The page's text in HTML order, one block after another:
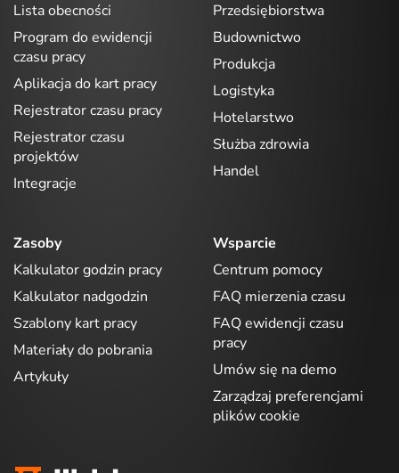
Lista obecności
Program do ewidencji
czasu pracy
Aplikacja do kart pracy
Rejestrator czasu pracy
Rejestrator czasu
projektów
Integracje
Przedsiębiorstwa
Budownictwo
Produkcja
Logistyka
Hotelarstwo
Służba zdrowia
Handel
Zasoby
Kalkulator godzin pracy
Kalkulator nadgodzin
Szablony kart pracy
Materiały do pobrania
Artykuły
Wsparcie
Centrum pomocy
FAQ mierzenia czasu
FAQ ewidencji czasu
pracy
Umów się na demo
Zarządzaj preferencjami
plików cookie